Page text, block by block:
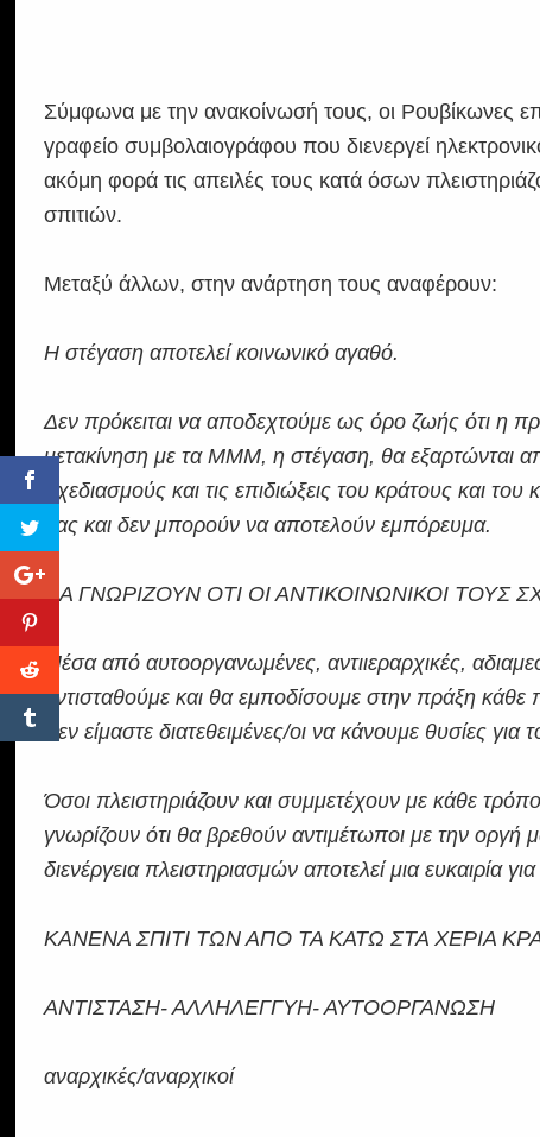
Σύμφωνα με την ανακοίνωσή τους, οι Ρουβίκωνες
γραφείο συμβολαιογράφου που διενεργεί
ακόμη φορά τις απειλές τους κατά όσων
σπιτιών.
Μεταξύ άλλων, στην ανάρτηση τους αναφέρουν:
Η στέγαση αποτελεί κοινωνικό αγαθό.
Δεν πρόκειται να αποδεχτούμε ως όρο ζωής ότι η
μετακίνηση με τα ΜΜΜ, η στέγαση, θα εξαρτώνται
σχεδιασμούς και τις επιδιώξεις του κράτους και
μας και δεν μπορούν να αποτελούν εμπόρευμα.
ΝΑ ΓΝΩΡΙΖΟΥΝ ΟΤΙ ΟΙ ΑΝΤΙΚΟΙΝΩΝΙΚΟΙ ΤΟΥΣ
Μέσα από αυτοοργανωμένες, αντιιεραρχικές,
αντισταθούμε και θα εμποδίσουμε στην πράξη
Δεν είμαστε διατεθειμένες/οι να κάνουμε θυσίες για
Όσοι πλειστηριάζουν και συμμετέχουν με κάθε
γνωρίζουν ότι θα βρεθούν αντιμέτωποι με την
διενέργεια πλειστηριασμών αποτελεί μια ευκαιρία
ΚΑΝΕΝΑ ΣΠΙΤΙ ΤΩΝ ΑΠΟ ΤΑ ΚΑΤΩ ΣΤΑ ΧΕΡΙΑ
ΑΝΤΙΣΤΑΣΗ- ΑΛΛΗΛΕΓΓΥΗ- ΑΥΤΟΟΡΓΑΝΩΣΗ
αναρχικές/αναρχικοί